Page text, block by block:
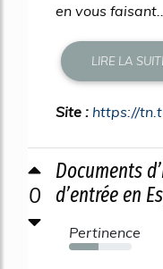
en vous faisant...
LIRE LA
Site : https://
0
Documents
d’entrée en
Pertinence
47%